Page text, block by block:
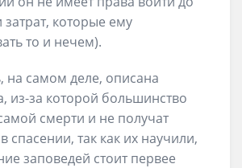
которые ему
то и нечем).
на самом деле, описана
из-за которой большинство
смерти и не получат
спасении, так как их научили,
заповедей стоит первее